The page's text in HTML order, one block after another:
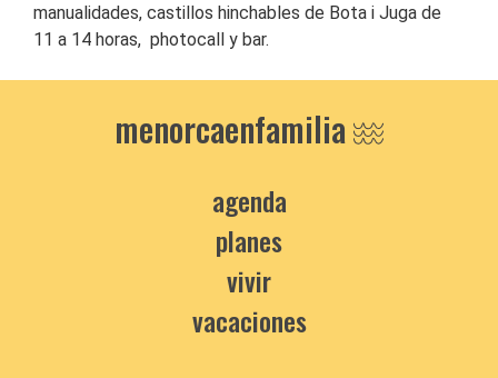
manualidades, castillos hinchables de Bota i Juga de
11 a 14 horas, photocall y bar.
menorcaenfamilia
agenda
planes
vivir
vacaciones